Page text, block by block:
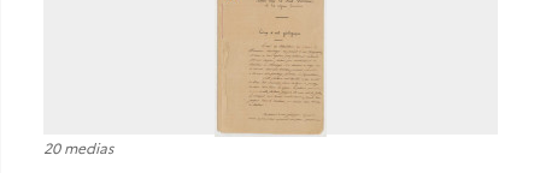
20 medias